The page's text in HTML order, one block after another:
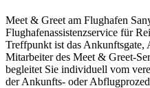
Meet & Greet am Flughafen
Flughafenassistenzservice für
Treffpunkt ist das
Mitarbeiter des Meet & Greet-
begleitet Sie individuell vom
der Ankunfts- oder